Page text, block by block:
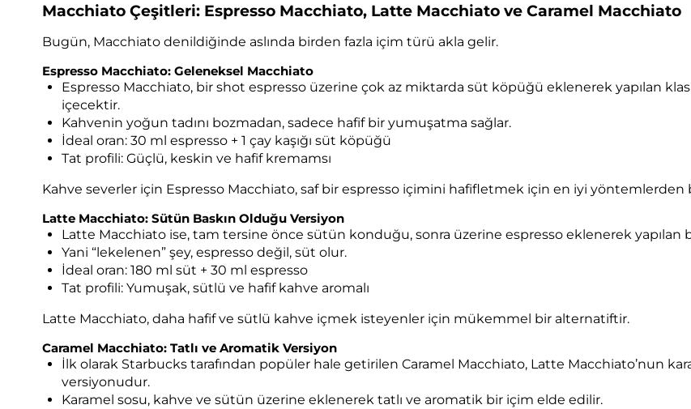
Macchiato Çeşitleri: Espresso Macchiato, Latte Macchiato ve Caramel Macchiato
Bugün, Macchiato denildiğinde aslında birden fazla içim türü akla gelir.
Espresso Macchiato: Geleneksel Macchiato
Espresso Macchiato, bir shot espresso üzerine çok az miktarda süt köpüğü eklenerek yapılan
içecektir.
Kahvenin yoğun tadını bozmadan, sadece hafif bir yumuşatma sağlar.
İdeal oran: 30 ml espresso + 1 çay kaşığı süt köpüğü
Tat profili: Güçlü, keskin ve hafif kremamsı
Kahve severler için Espresso Macchiato, saf bir espresso içimini hafifletmek için en iyi yöntemlerden
Latte Macchiato: Sütün Baskın Olduğu Versiyon
Latte Macchiato ise, tam tersine önce sütün konduğu, sonra üzerine espresso eklenerek yapılan
Yani “lekelenen” şey, espresso değil, süt olur.
İdeal oran: 180 ml süt + 30 ml espresso
Tat profili: Yumuşak, sütlü ve hafif kahve aromalı
Latte Macchiato, daha hafif ve sütlü kahve içmek isteyenler için mükemmel bir alternatiftir.
Caramel Macchiato: Tatlı ve Aromatik Versiyon
İlk olarak Starbucks tarafından popüler hale getirilen Caramel Macchiato, Latte Macchiato’nun
versiyonudur.
Karamel sosu, kahve ve sütün üzerine eklenerek tatlı ve aromatik bir içim elde edilir.